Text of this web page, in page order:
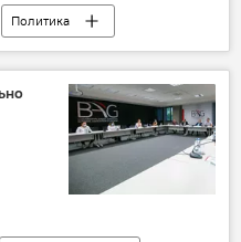
Политика
Армения